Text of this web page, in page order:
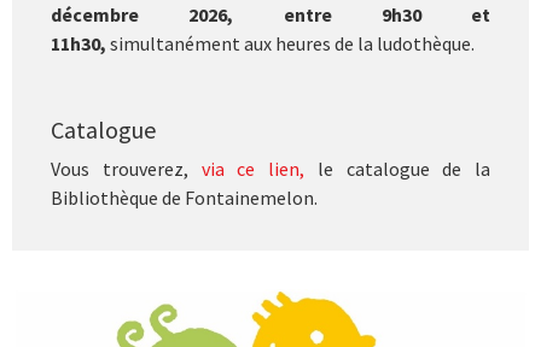
décembre 2026, entre 9h30 et
11h30, simultanément aux heures de la ludothèque.
Catalogue
Vous trouverez, via ce lien, le catalogue de la
Bibliothèque de Fontainemelon.